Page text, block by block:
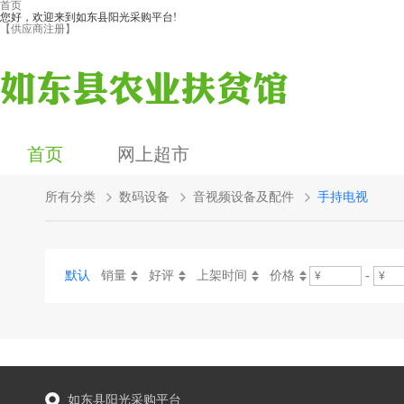
首页
您好，欢迎来到如东县阳光采购平台!
【供应商注册】
首页 网上超市
所有分类 数码设备 音视频设备及配件 手持电视
默认 销量 好评 上架时间 价格 -
如东县阳光采购平台